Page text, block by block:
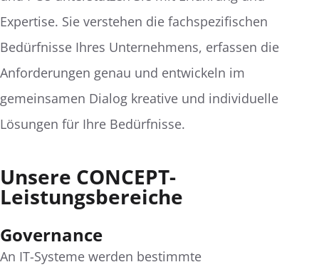
Expertise. Sie verstehen die fachspezifischen
Bedürfnisse Ihres Unternehmens, erfassen die
Anforderungen genau und entwickeln im
gemeinsamen Dialog kreative und individuelle
Lösungen für Ihre Bedürfnisse.
Unsere CONCEPT-
Leistungsbereiche
Governance
An IT-Systeme werden bestimmte